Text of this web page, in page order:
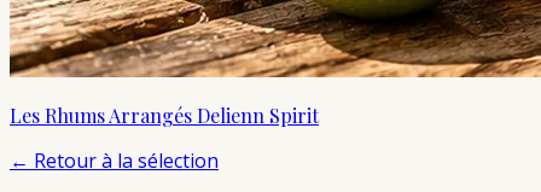
Les Rhums Arrangés Delienn Spirit
← Retour à la sélection